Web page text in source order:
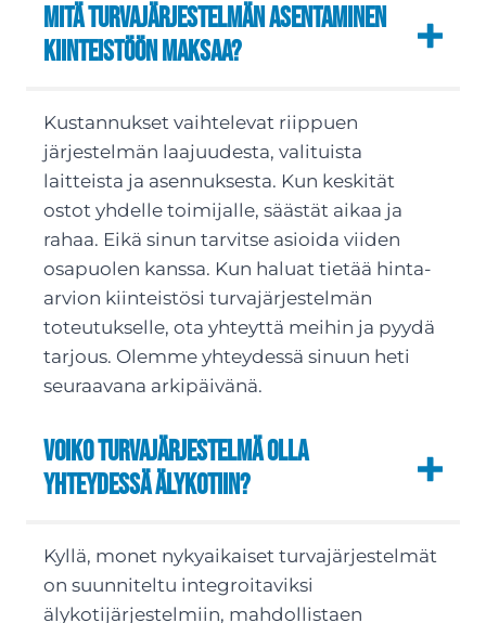
Mitä turvajärjestelmän asentaminen
kiinteistöön maksaa?
Kustannukset vaihtelevat riippuen
järjestelmän laajuudesta, valituista
laitteista ja asennuksesta. Kun keskität
ostot yhdelle toimijalle, säästät aikaa ja
rahaa. Eikä sinun tarvitse asioida viiden
osapuolen kanssa. Kun haluat tietää hinta-
arvion kiinteistösi turvajärjestelmän
toteutukselle, ota yhteyttä meihin ja pyydä
tarjous. Olemme yhteydessä sinuun heti
seuraavana arkipäivänä.
Voiko turvajärjestelmä olla
yhteydessä älykotiin?
Kyllä, monet nykyaikaiset turvajärjestelmät
on suunniteltu integroitaviksi
älykotijärjestelmiin, mahdollistaen